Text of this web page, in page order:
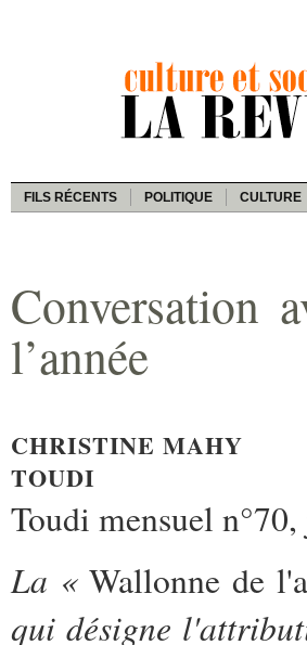
FILS RÉCENTS POLITIQUE CULTURE
Conversation
l’année
CHRISTINE MAHY
TOUDI
Toudi mensuel
La « Wallonne de
qui désigne